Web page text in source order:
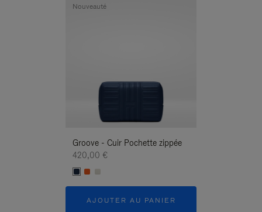
Groove - Cuir Pochette zippée
420,00 €
AJOUTER AU PANIER
Nouveauté